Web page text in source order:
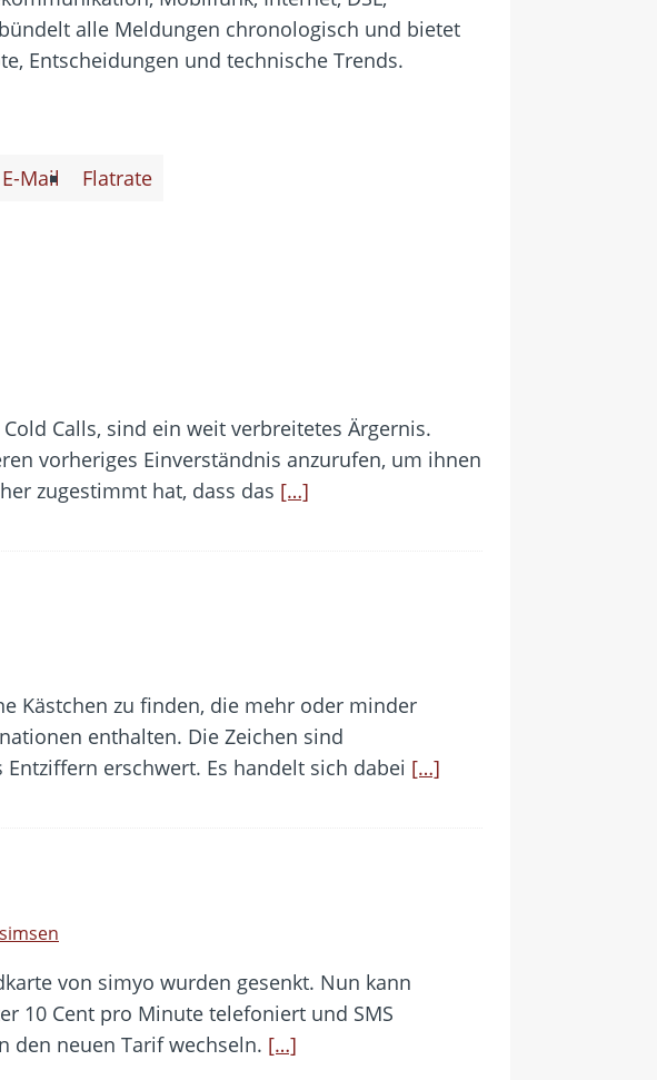
alle Meldungen chronologisch und bietet
Entscheidungen und technische Trends.
E-Mail Flatrate
Calls, sind ein weit verbreitetes Ärgernis.
vorheriges Einverständnis anzurufen, um ihnen
zugestimmt hat, dass das […]
Kästchen zu finden, die mehr oder minder
enthalten. Die Zeichen sind
erschwert. Es handelt sich dabei […]
von simyo wurden gesenkt. Nun kann
10 Cent pro Minute telefoniert und SMS
den neuen Tarif wechseln. […]